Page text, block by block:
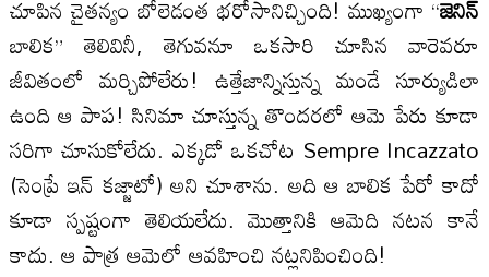
చూపిన చైతన్యం బోలెడంత భరోసానిచ్చింది! ముఖ్యంగా “జెనిన్
బాలిక” తెలివినీ, తెగువనూ ఒకసారి చూసిన వారెవరూ
జీవితంలో మర్చిపోలేరు! ఉత్తేజాన్నిస్తున్న మండే సూర్యుడిలా
ఉంది ఆ పాప! సినిమా చూస్తున్న తొందరలో ఆమె పేరు కూడా
సరిగా చూసుకోలేదు. ఎక్కడో ఒకచోట Sempre Incazzato
(సెంప్రే ఇన్ కజ్జాటో) అని చూశాను. అది ఆ బాలిక పేరో కాదో
కూడా స్పష్టంగా తెలియలేదు. మొత్తానికి ఆమెది నటన కానే
కాదు. ఆ పాత్ర ఆమెలో ఆవహించి నట్లనిపించింది!